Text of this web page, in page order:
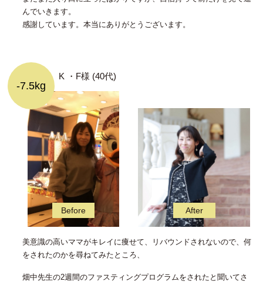
んでいきます。
感謝しています。本当にありがとうございます。
K ・F様 (40代)
-7.5kg
美意識の高いママがキレイに痩せて、リバウンドされないので、何
をされたのかを尋ねてみたところ、
畑中先生の2週間のファスティングプログラムをされたと聞いてさ